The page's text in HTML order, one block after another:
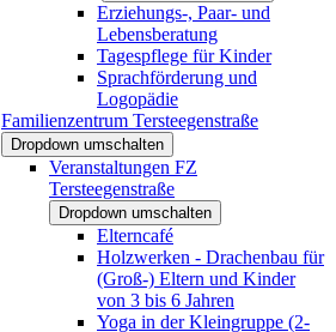
Erziehungs-, Paar- und
Lebensberatung
Tagespflege für Kinder
Sprachförderung und
Logopädie
Familienzentrum Tersteegenstraße
Dropdown umschalten
Veranstaltungen FZ
Tersteegenstraße
Dropdown umschalten
Elterncafé
Holzwerken - Drachenbau für
(Groß-) Eltern und Kinder
von 3 bis 6 Jahren
Yoga in der Kleingruppe (2-